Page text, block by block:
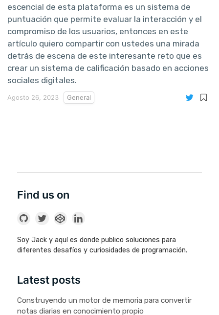
escencial de esta plataforma es un sistema de
puntuación que permite evaluar la interacción y el
compromiso de los usuarios, entonces en este
artículo quiero compartir con ustedes una mirada
detrás de escena de este interesante reto que es
crear un sistema de calificación basado en acciones
sociales digitales.
Agosto 26, 2023 General
Find us on
Soy Jack y aquí es donde publico soluciones para
diferentes desafíos y curiosidades de programación.
Latest posts
Construyendo un motor de memoria para convertir
notas diarias en conocimiento propio